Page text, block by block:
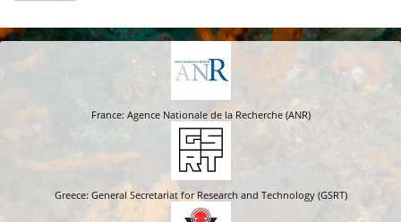
France: Agence Nationale de la Recherche (ANR)
Greece: General Secretariat for Research and Technology (GSRT)